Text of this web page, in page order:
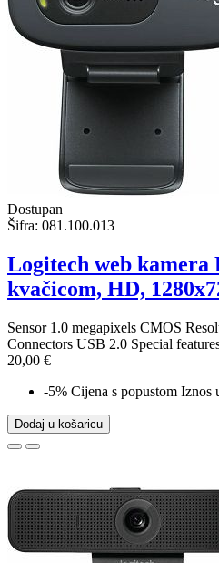
Dostupan
Šifra: 081.100.013
Logitech web kamera
kvačicom, HD,
Sensor 1.0 megapixels CMOS
Connectors USB 2.0 Special
20,00 €
-5% Cijena s popustom Iznos
Dodaj u košaricu